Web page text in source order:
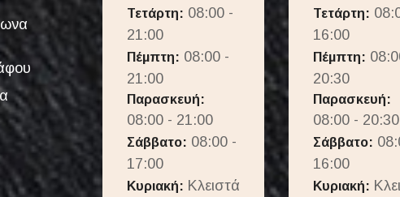
Τετάρτη: 08:00 -
21:00
Πέμπτη: 08:00 -
21:00
Παρασκευή:
08:00 - 21:00
Σάββατο: 08:00 -
17:00
Κυριακή: Κλειστά
Τετάρτη:
16:00
Πέμπτη:
20:30
Παρασκευή:
08:00 - 20:30
Σάββατο:
16:00
Κυριακή: